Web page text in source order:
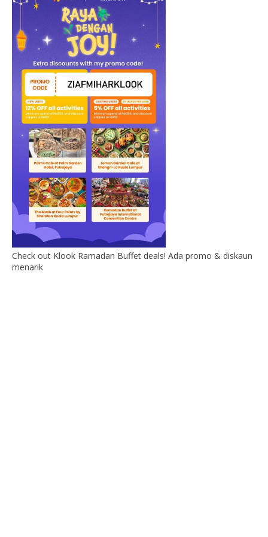
Check out Klook Ramadan Buffet deals! Ada promo & diskaun
menarik